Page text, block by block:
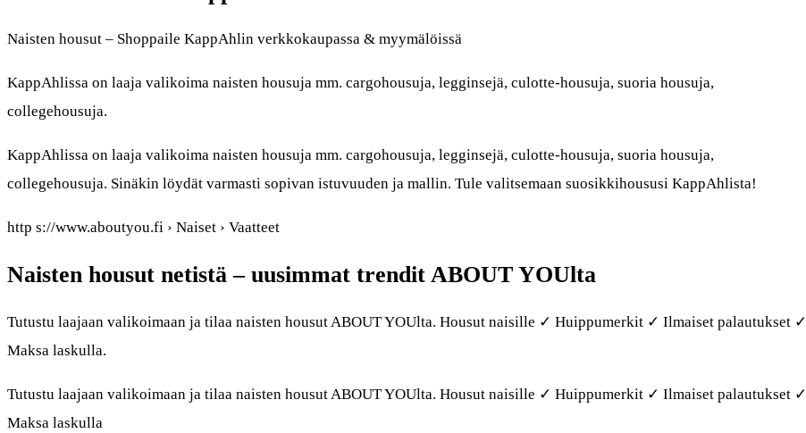
Naisten housut – Shoppaile KappAhlin verkkokaupassa & myymälöissä
KappAhlissa on laaja valikoima naisten housuja mm. cargohousuja, legginsejä, culotte-housuja, suoria housuja,
collegehousuja.
KappAhlissa on laaja valikoima naisten housuja mm. cargohousuja, legginsejä, culotte-housuja, suoria housuja,
collegehousuja. Sinäkin löydät varmasti sopivan istuvuuden ja mallin. Tule valitsemaan suosikkihoususi KappAhlista!
http s://www.aboutyou.fi › Naiset › Vaatteet
Naisten housut netistä – uusimmat trendit ABOUT YOUlta
Tutustu laajaan valikoimaan ja tilaa naisten housut ABOUT YOUlta. Housut naisille ✓ Huippumerkit ✓ Ilmaiset palautukset ✓
Maksa laskulla.
Tutustu laajaan valikoimaan ja tilaa naisten housut ABOUT YOUlta. Housut naisille ✓ Huippumerkit ✓ Ilmaiset palautukset ✓
Maksa laskulla